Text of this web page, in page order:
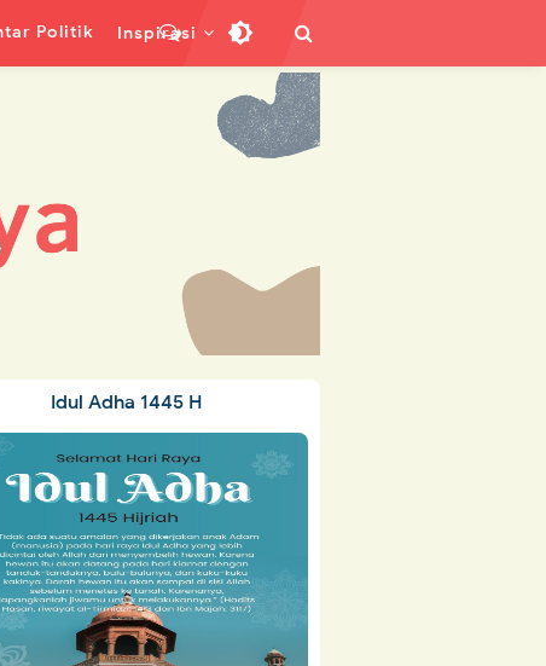
Politik Inspirasi
Idul Adha 1445 H